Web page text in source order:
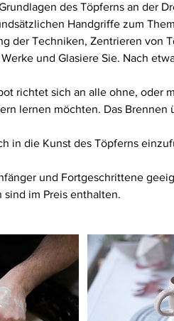
1
.
O
k
.
des Töpferns an der
Handgriffe zum
der Techniken, Zentrieren von
und Glasiere Sie. Nach
richtet sich an alle ohne, oder
lernen möchten. Das Brennen
in die Kunst des Töpferns
und Fortgeschrittene
sind im Preis enthalten.